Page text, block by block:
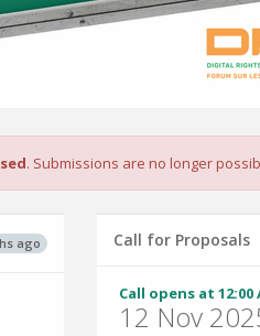
. Submissions are no longer
ago Call for Proposals
Call opens at 12:00
12 Nov